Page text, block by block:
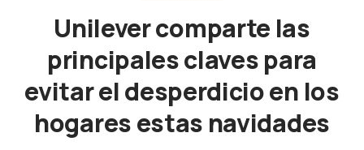
Unilever comparte las
principales claves para
evitar el desperdicio en los
hogares estas navidades